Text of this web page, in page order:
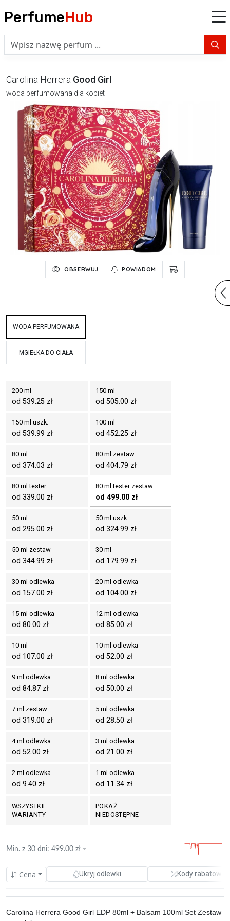
PerfumeHub
Carolina Herrera Good Girl
woda perfumowana dla kobiet
OBSERWUJ POWIADOM
WODA PERFUMOWANA
MGIEŁKA DO CIAŁA
200 ml
od 539.25 zł
150 ml
od 505.00 zł
150 ml uszk.
od 539.99 zł
100 ml
od 452.25 zł
80 ml
od 374.03 zł
80 ml zestaw
od 404.79 zł
80 ml tester
od 339.00 zł
80 ml tester zestaw
od 499.00 zł
50 ml
od 295.00 zł
50 ml uszk.
od 324.99 zł
50 ml zestaw
od 344.99 zł
30 ml
od 179.99 zł
30 ml odlewka
od 157.00 zł
20 ml odlewka
od 104.00 zł
15 ml odlewka
od 80.00 zł
12 ml odlewka
od 85.00 zł
10 ml
od 107.00 zł
10 ml odlewka
od 52.00 zł
9 ml odlewka
od 84.87 zł
8 ml odlewka
od 50.00 zł
7 ml zestaw
od 319.00 zł
5 ml odlewka
od 28.50 zł
4 ml odlewka
od 52.00 zł
3 ml odlewka
od 21.00 zł
2 ml odlewka
od 9.40 zł
1 ml odlewka
od 11.34 zł
WSZYSTKIE
WARIANTY
POKAŻ
NIEDOSTĘPNE
Cena Ukryj odlewki Kody rabatowe
Min. z 30 dni: 499.00 zł
Carolina Herrera Good Girl EDP 80ml + Balsam 100ml Set Zestaw